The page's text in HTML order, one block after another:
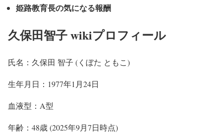
姫路教育長の気になる報酬
久保田智子 wikiプロフィール
氏名：久保田 智子 (くぼた ともこ)
生年月日：1977年1月24日
血液型：A型
年齢：48歳 (2025年9月7日時点)